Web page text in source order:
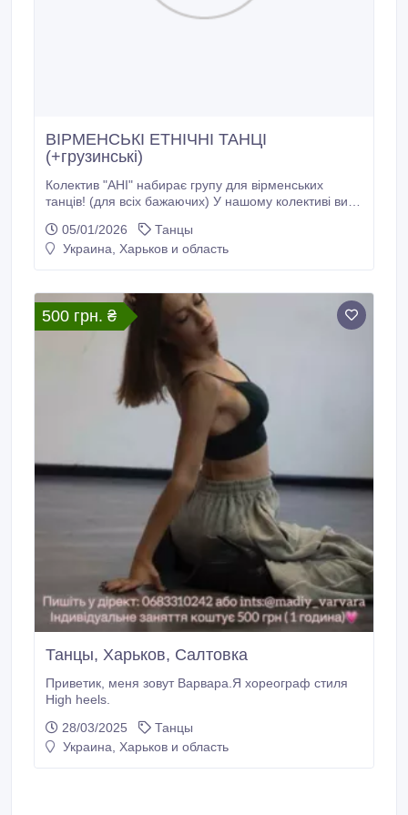
ВІРМЕНСЬКІ ЕТНІЧНІ ТАНЦІ
(+грузинські)
Колектив "АНІ" набирає групу для вірменських
танців! (для всіх бажаючих) У нашому колективі ви
знайомства. Ми виїжджаємо на свята, виступи,
конкурси. Створюємо нові ідеї для відео,
05/01/2026
Танцы
Украина, Харьков и область
500 грн. ₴
Танцы, Харьков, Салтовка
Приветик, меня зовут Варвара.Я хореограф стиля
High heels.
28/03/2025
Танцы
Украина, Харьков и область